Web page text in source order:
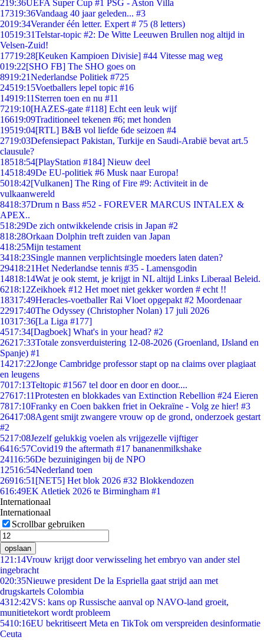
219:36UEFA Super Cup #1 PSG - Aston Villa
17319:36Vandaag 40 jaar geleden... #3
2019:34Verander één letter. Expert # 75 (8 letters)
10519:31Telstar-topic #2: De Witte Leeuwen Brullen nog altijd in
Velsen-Zuid!
17719:28[Keuken Kampioen Divisie] #44 Vitesse mag weg
019:22[SHO FB] The SHO goes on
8919:21Nederlandse Politiek #725
24519:15Voetballers lepel topic #16
14919:11 Sterren toen en nu #11
7219:10[HAZES-gate #118] Echt een leuk wijf
16619:09Traditioneel tekenen #6; met honden
19519:04[RTL] B&B vol liefde 6de seizoen #4
2719:03Defensiepact Pakistan, Turkije en Saudi-Arabië bevat art.5
clausule?
18518:54[PlayStation #184] Nieuw deel
14518:49De EU-politiek #6 Musk naar Europa!
5018:42[Vulkanen] The Ring of Fire #9: Activiteit in de
vulkaanwereld
8418:37Drum n Bass #52 - FOREVER MARCUS INTALEX &
APEX..
518:29De zich ontwikkelende crisis in Japan #2
818:28Orkaan Dolphin treft zuiden van Japan
418:25Mijn testament
3418:23Single mannen verplichtsingle moeders laten daten?
29418:21Het Nederlandse tennis #35 - Lamensgodin
14818:14Wat je ook stemt, je krijgt in NL altijd Links Liberaal Beleid.
6218:12Zeikhoek #12 Het moet niet gekker worden # echt !!
18317:49Heracles-voetballer Rai Vloet opgepakt #2 Moordenaar
22917:40The Odyssey (Christopher Nolan) 17 juli 2026
10317:36[La Liga #177]
4517:34[Dagboek] What's in your head? #2
26217:33Totale zonsverduistering 12-08-2026 (Groenland, IJsland en
Spanje) #1
14217:22Jonge Cambridge professor stapt op na claims over plagiaat
en leugens
7017:13Teltopic #1567 tel door en door en door....
27617:11Protesten en blokkades van Extinction Rebellion #24 Eieren
7817:10Franky en Coen bakken friet in Oekraïne - Volg ze hier! #3
26417:08Agent smijt zwangere vrouw op de grond, onderzoek gestart
#2
5217:08Jezelf gelukkig voelen als vrijgezelle vijftiger
6416:57Covid19 the aftermath #17 bananenmilkshake
24116:56De bezuinigingen bij de NPO
12516:54Nederland toen
26916:51 [NET5] Het blok 2026 #32 Blokkendozen
616:49EK Atletiek 2026 te Birmingham #1
Internationaal
Internationaal
Scrollbar gebruiken
opslaan
1 21:14Vrouw krijgt door verwisseling het embryo van ander stel
ingebracht
020:35Nieuwe president De la Espriella gaat strijd aan met
drugskartels Colombia
4312:42VS: kans op Russische aanval op NAVO-land groeit,
munitietekort wordt probleem
5410:16EU bekritiseert Meta en TikTok om verspreiden desinformatie
Ceuta